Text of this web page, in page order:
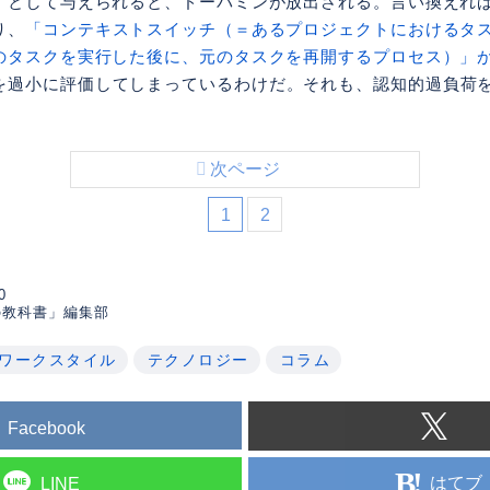
「コンテキストスイッチ（＝あるプロジェクトにおけるタ
タスクを実行した後に、元のタスクを再開するプロセス）」
過小に評価してしまっているわけだ。それも、認知的過負荷
1 2
次ページ
科書」編集部
ークスタイル テクノロジー コラム
Facebook
LINE はてブ